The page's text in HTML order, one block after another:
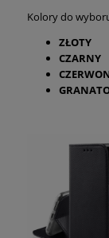
Kolory do
ZŁOTY
CZARNY